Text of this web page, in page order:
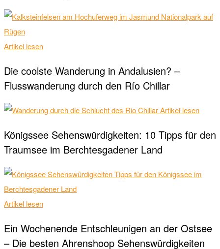
Artikel lesen
Die coolste Wanderung in Andalusien? –
Flusswanderung durch den Río Chillar
Artikel lesen
Königssee Sehenswürdigkeiten: 10 Tipps für den
Traumsee im Berchtesgadener Land
Artikel lesen
Ein Wochenende Entschleunigen an der Ostsee
– Die besten Ahrenshoop Sehenswürdigkeiten